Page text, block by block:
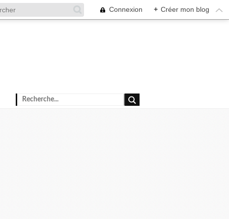
Connexion + Créer mon blog